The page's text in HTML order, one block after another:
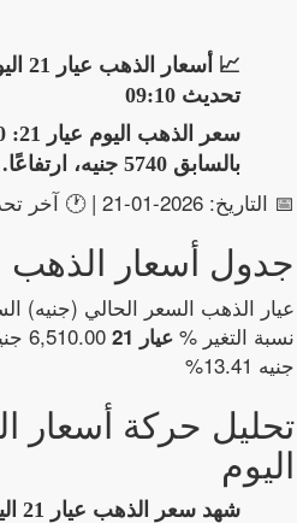
تحديث 09:10
بالسابق 5740 جنيه، ارتفاعًا.
📅 التاريخ: 2026-01-21 | 🕐 آخر تحديث: 09:10
جدول أسعار الذهب عيار 21
عيار الذهب السعر الحالي (جنيه)
نسبة التغير %عيار 21
جنيه 13.41%
اليوم
شهد سعر الذهب عيار 21 اليوم ارتفاعًا بمقدار